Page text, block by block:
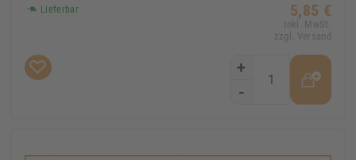
Lieferbar 5,85 €
Inkl. MwSt.
zzgl. Versand
+
-